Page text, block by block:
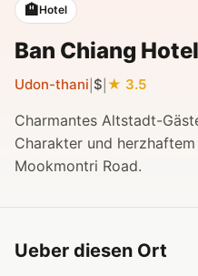
🏨Hotel
Ban Chiang Hotel
Udon-thani $ 3.5
Charmantes Altstadt-
Charakter und
Mookmontri Road.
Ueber diesen Ort